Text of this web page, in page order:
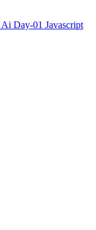
Ai Day-01 Javascript